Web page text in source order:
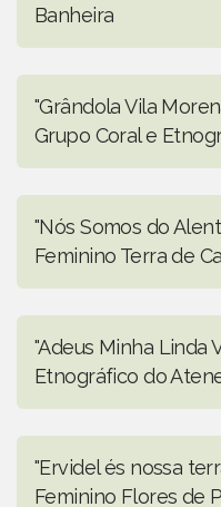
Banheira
"Grândola Vila
Grupo Coral e
"Nós Somos do
Feminino Terra de
"Adeus Minha Linda
Etnográfico do
"Ervidel és nossa
Feminino Flores de